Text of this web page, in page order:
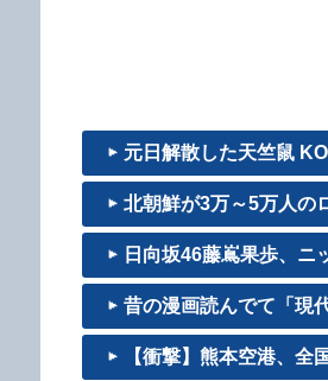
元日解散した天竺鼠
北朝鮮が3万～5万人の
日向坂46藤嶌果歩、ニ
昔の漫画読んでて「現
【衝撃】熊本空港、全